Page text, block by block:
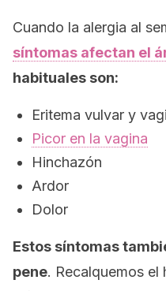
Cuando la alergia al
síntomas afectan el
habituales son:
Eritema vulvar y
Picor en la vagina
Hinchazón
Ardor
Dolor
Estos síntomas
pene. Recalquemos el